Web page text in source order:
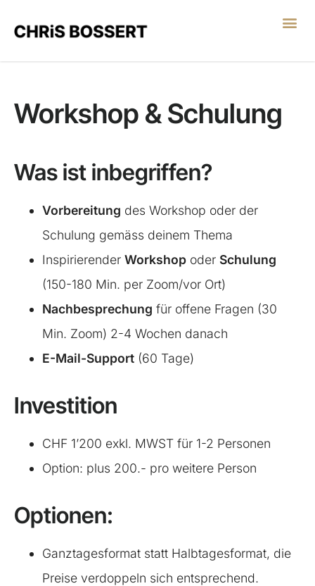
Workshop & Schulung
Was ist inbegriffen?
Vorbereitung des Workshop oder der
Schulung gemäss deinem Thema
Inspirierender Workshop oder Schulung
(150-180 Min. per Zoom/vor Ort)
Nachbesprechung für offene Fragen (30
Min. Zoom) 2-4 Wochen danach
E-Mail-Support (60 Tage)
Investition
CHF 1’200 exkl. MWST für 1-2 Personen
Option: plus 200.- pro weitere Person
Optionen:
Ganztagesformat statt Halbtagesformat, die
Preise verdoppeln sich entsprechend.